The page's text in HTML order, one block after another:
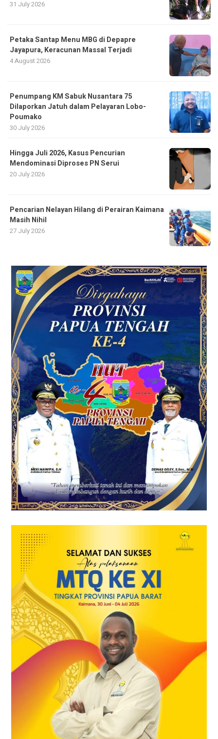
31 July 2026
Petaka Santap Menu MBG di Depapre
Jayapura, Keracunan Massal Terjadi
4 August 2026
Penumpang KM Sabuk Nusantara 75
Dilaporkan Jatuh dalam Pelayaran Lobo-
Poumako
30 July 2026
Hingga Juli 2026, Kasus Pencurian
Mendominasi Diproses PN Serui
20 July 2026
Pencarian Nelayan Hilang di Perairan Kaimana
Masih Nihil
27 July 2026